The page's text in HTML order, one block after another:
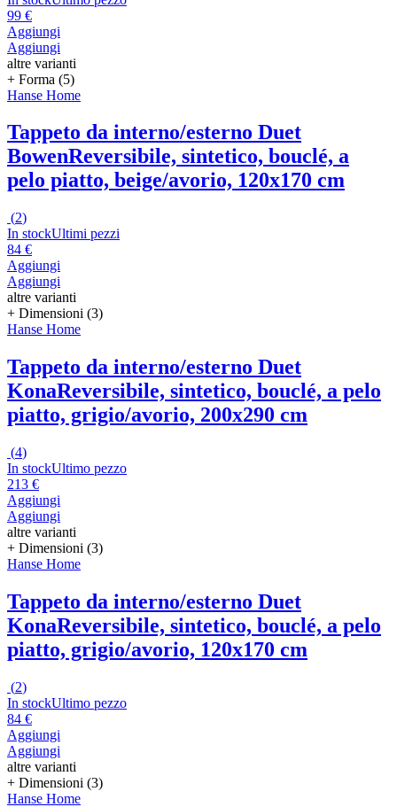
99 €
Aggiungi
Aggiungi
altre varianti
+ Forma (5)
Hanse Home
Tappeto da interno/esterno Duet
BowenReversibile, sintetico, bouclé, a
pelo piatto, beige/avorio, 120x170 cm
(2)
In stockUltimi pezzi
84 €
Aggiungi
Aggiungi
altre varianti
+ Dimensioni (3)
Hanse Home
Tappeto da interno/esterno Duet
KonaReversibile, sintetico, bouclé, a pelo
piatto, grigio/avorio, 200x290 cm
(4)
In stockUltimo pezzo
213 €
Aggiungi
Aggiungi
altre varianti
+ Dimensioni (3)
Hanse Home
Tappeto da interno/esterno Duet
KonaReversibile, sintetico, bouclé, a pelo
piatto, grigio/avorio, 120x170 cm
(2)
In stockUltimo pezzo
84 €
Aggiungi
Aggiungi
altre varianti
+ Dimensioni (3)
Hanse Home